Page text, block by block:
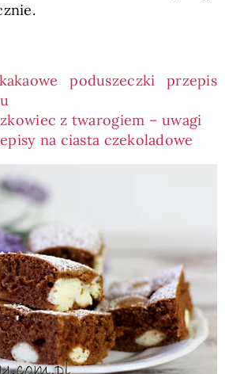
poduszeczki przepis
z twarogiem – uwagi
na ciasta czekoladowe